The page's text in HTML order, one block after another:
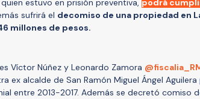
quien estuvo en prisión preventiva, podrá
sufrirá el decomiso de una propiedad en
millones de pesos.
Víctor Núñez y Leonardo Zamora
ex alcalde de San Ramón Miguel Ángel
entre 2013-2017. Además se decretó comiso